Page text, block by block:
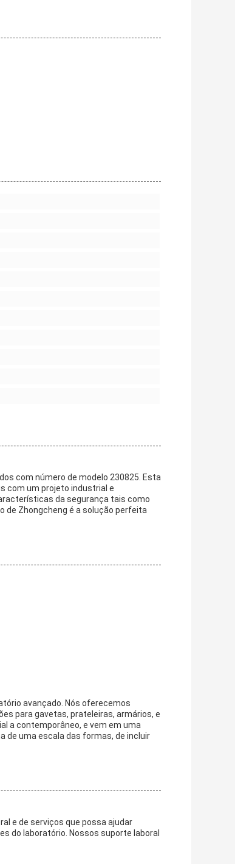
com número de modelo 230825. Esta
com um projeto industrial e
da segurança tais como
de Zhongcheng é a solução perfeita
avançado. Nós oferecemos
para gavetas, prateleiras, armários, e
a contemporâneo, e vem em uma
de uma escala das formas, de incluir
e de serviços que possa ajudar
do laboratório. Nossos suporte laboral